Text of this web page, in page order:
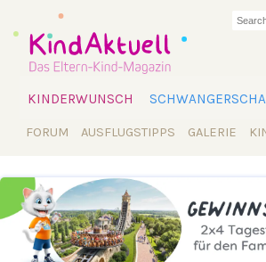
KINDERWUNSCH
FORUM AUSFLUGSTIPPS GALERIE